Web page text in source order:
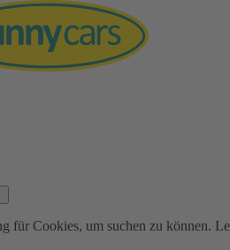
für Cookies, um suchen zu können.